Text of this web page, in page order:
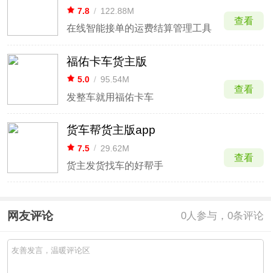
7.8 / 122.88M
在线智能接单的运费结算管理工具
查看
福佑卡车货主版
5.0 / 95.54M
发整车就用福佑卡车
查看
货车帮货主版app
7.5 / 29.62M
货主发货找车的好帮手
查看
网友评论 0人参与，0条评论